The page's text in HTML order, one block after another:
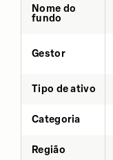
Nome do
fundo
Gestor
Tipo de ativo
Categoria
Região